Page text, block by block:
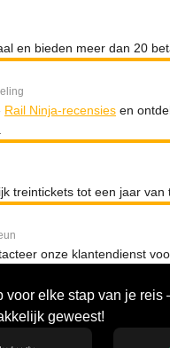
en bieden meer dan 20
Rail Ninja-recensies en
treintickets tot een jaar van
onze klantendienst
voor elke stap van je
geweest!